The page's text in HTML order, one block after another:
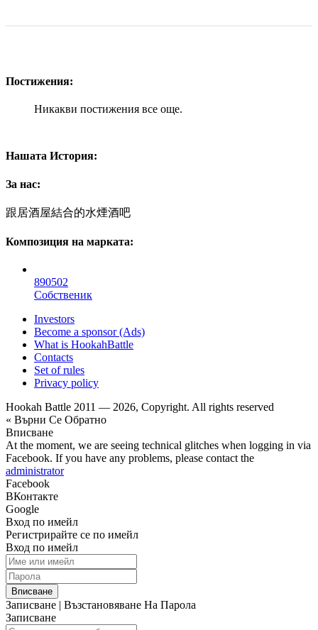
Постижения:
Никакви постижения все още.
Нашата История:
За нас:
跟居酒屋結合的水煙酒吧
Композиция на марката:
890502
Собственик
Investors
Become a sponsor (Ads)
What is HookahBattle
Contacts
Set of rules
Privacy policy
Hookah Battle 2011 — 2026, Copyright. All rights reserved
« Върни Се Обратно
Вписване
At the moment, we are seeing technical glitches when logging in via
Facebook. If you have any problems, please contact the
administrator
Facebook
ВКонтакте
Google
Вход по имейл
Регистрирайте се по имейл
Вход по имейл
Вписване
Записване | Възстановяване На Парола
Записване